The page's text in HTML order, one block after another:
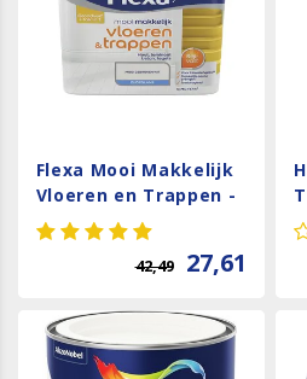
Flexa Mooi Makkelijk
Vloeren en Trappen -
Gebroken Wit / RAL
9010
42,49 27,61